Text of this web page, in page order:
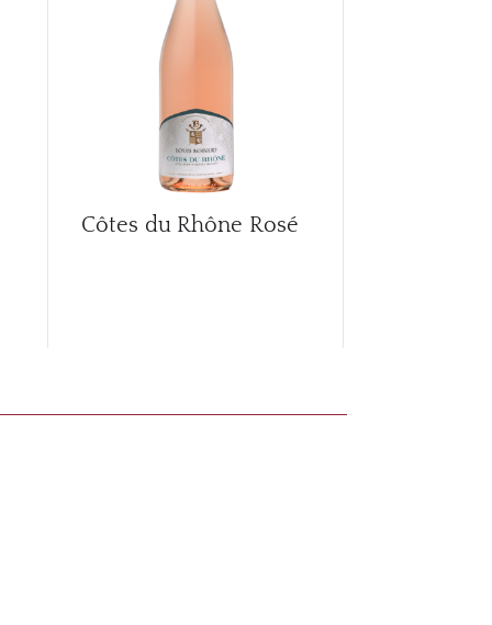
Côtes du Rhône Rosé